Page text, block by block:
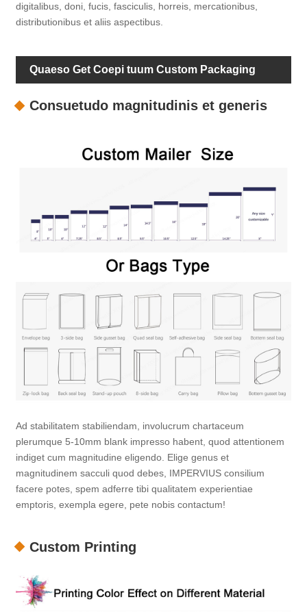
digitalibus, doni, fucis, fasciculis, horreis, mercationibus,
distributionibus et aliis aspectibus.
Quaeso Get Coepi tuum Custom Packaging
Consuetudo magnitudinis et generis
Ad stabilitatem stabiliendam, involucrum chartaceum
plerumque 5-10mm blank impresso habent, quod attentionem
indiget cum magnitudine eligendo. Elige genus et
magnitudinem sacculi quod debes, IMPERVIUS consilium
facere potes, spem adferre tibi qualitatem experientiae
emptoris, exempla egere, pete nobis contactum!
Custom Printing